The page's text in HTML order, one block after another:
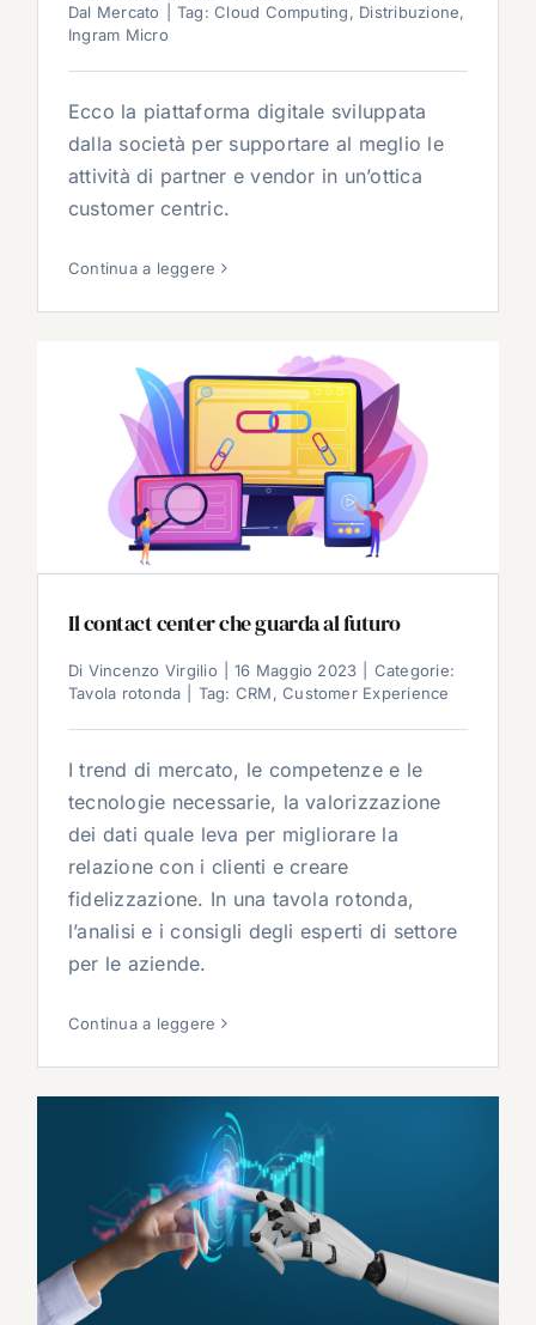
Dal Mercato
Tag:Cloud Computing, Distribuzione,
Ingram Micro
Ecco la piattaforma digitale sviluppata
dalla società per supportare al meglio le
attività di partner e vendor in un’ottica
customer centric.
Continua a leggere
Il contact center che guarda al futuro
Di Vincenzo Virgilio 16 Maggio 2023
Categorie:
Tavola rotonda
Tag: CRM,Customer Experience
I trend di mercato, le competenze e le
tecnologie necessarie, la valorizzazione
dei dati quale leva per migliorare la
relazione con i clienti e creare
fidelizzazione. In una tavola rotonda,
l’analisi e i consigli degli esperti di settore
per le aziende.
Continua a leggere